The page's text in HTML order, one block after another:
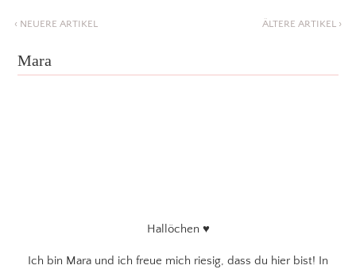
‹ NEUERE ARTIKEL ÄLTERE ARTIKEL ›
Mara
Hallöchen ♥
Ich bin Mara und ich freue mich riesig, dass du hier bist! In